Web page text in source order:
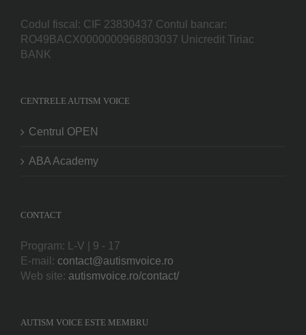
Codul fiscal: CIF 23830437 Contul bancar:
RO49BACX0000000968803037 Unicredit Tiriac
BANK
CENTRELE AUTISM VOICE
Centrul OPEN
ABA Academy
CONTACT
Program: L-V | 9 - 17
E-mail: contact@autismvoice.ro
Web site: autismvoice.ro/contact/
AUTISM VOICE ESTE MEMBRU